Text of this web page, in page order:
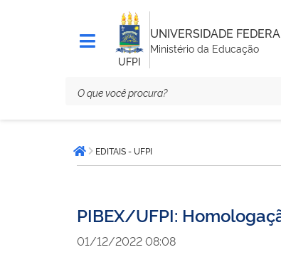
UFPI
UNIVERSIDADE
Ministério da Educação
está
aqui:Página inicial
EDITAIS - UFPI
PIBEX/UFPI:
01/12/2022 08:08